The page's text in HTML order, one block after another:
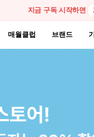
회원가입하면
지금 구독 시작하면
매월클럽 브랜드